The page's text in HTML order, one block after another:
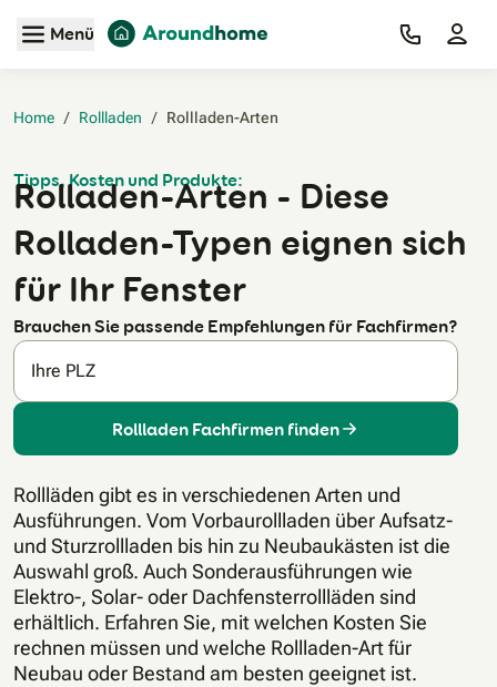
Zum Hauptinhalt
Menü
Home / Rollladen / Rollladen-Arten‎
Tipps, Kosten und Produkte:
Rolladen-Arten - Diese
Rolladen-Typen eignen sich
für Ihr Fenster
Brauchen Sie passende Empfehlungen für Fachfirmen?
Ihre PLZ
Rollladen Fachfirmen finden
Rollläden gibt es in verschiedenen Arten und
Ausführungen. Vom Vorbaurollladen über Aufsatz-
und Sturzrollladen bis hin zu Neubaukästen ist die
Auswahl groß. Auch Sonderausführungen wie
Elektro-, Solar- oder Dachfensterrollläden sind
erhältlich. Erfahren Sie, mit welchen Kosten Sie
rechnen müssen und welche Rollladen-Art für
Neubau oder Bestand am besten geeignet ist.